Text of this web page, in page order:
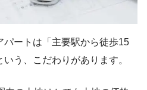
パートは「主要駅から徒歩15
う、こだわりがあります。